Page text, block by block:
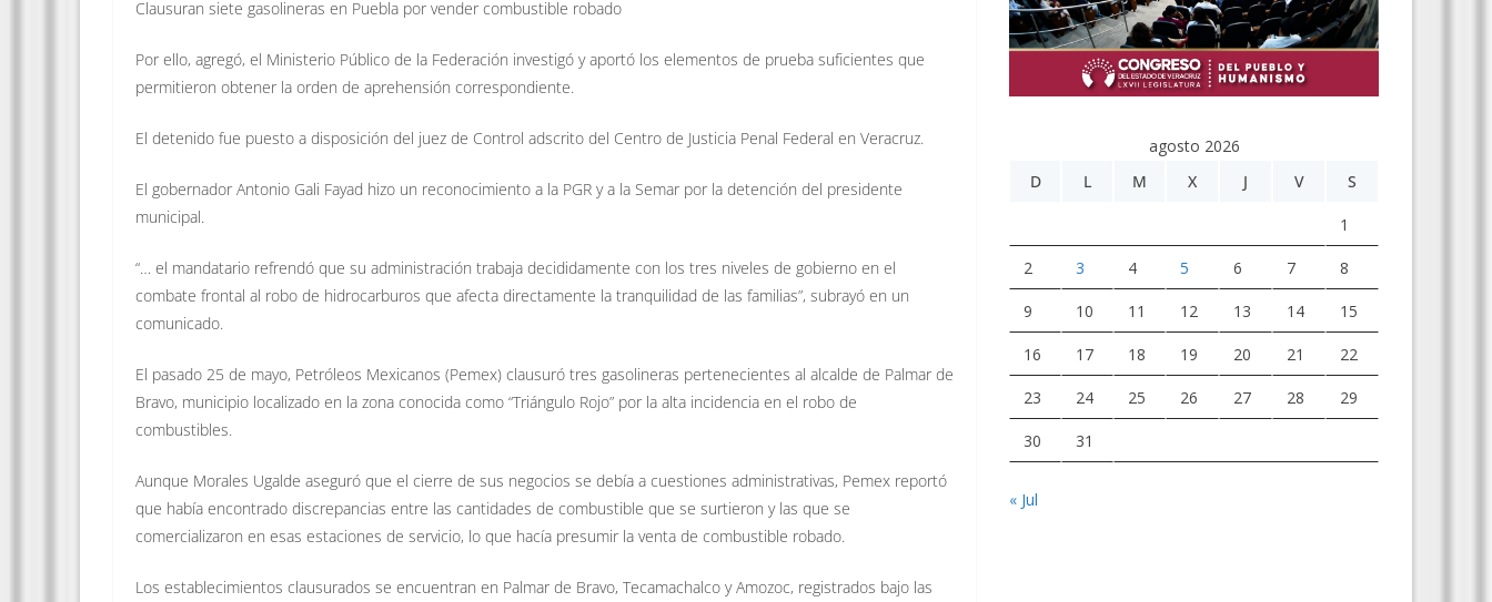
Clausuran siete gasolineras en Puebla por vender combustible robado
Por ello, agregó, el Ministerio Público de la Federación investigó y aportó los elementos de prueba suficientes que
permitieron obtener la orden de aprehensión correspondiente.
El detenido fue puesto a disposición del juez de Control adscrito del Centro de Justicia Penal Federal en Veracruz.
El gobernador Antonio Gali Fayad hizo un reconocimiento a la PGR y a la Semar por la detención del presidente
municipal.
“… el mandatario refrendó que su administración trabaja decididamente con los tres niveles de gobierno en el
combate frontal al robo de hidrocarburos que afecta directamente la tranquilidad de las familias”, subrayó en un
comunicado.
El pasado 25 de mayo, Petróleos Mexicanos (Pemex) clausuró tres gasolineras pertenecientes al alcalde de Palmar de
Bravo, municipio localizado en la zona conocida como “Triángulo Rojo” por la alta incidencia en el robo de
combustibles.
Aunque Morales Ugalde aseguró que el cierre de sus negocios se debía a cuestiones administrativas, Pemex reportó
que había encontrado discrepancias entre las cantidades de combustible que se surtieron y las que se
comercializaron en esas estaciones de servicio, lo que hacía presumir la venta de combustible robado.
Los establecimientos clausurados se encuentran en Palmar de Bravo, Tecamachalco y Amozoc, registrados bajo las
agosto 2026
D
L M X J V S
1
2 3 4 5 6 7 8
9 10 11 12 13 14 15
16 17 18 19 20 21 22
23 24 25 26 27 28 29
30 31
« Jul